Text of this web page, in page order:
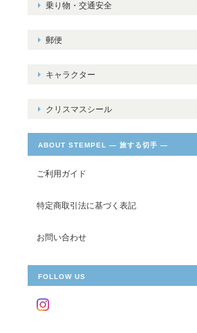
乗り物・交通安全
郵便
キャラクター
クリスマスシール
ABOUT STEMPEL ― 旅する切手 ―
ご利用ガイド
特定商取引法に基づく表記
お問い合わせ
FOLLOW US